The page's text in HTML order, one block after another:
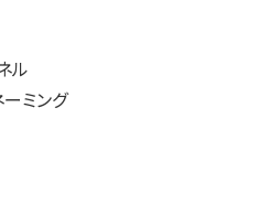
ル
ミング